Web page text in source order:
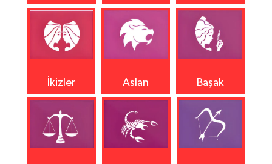
İkizler Aslan Başak